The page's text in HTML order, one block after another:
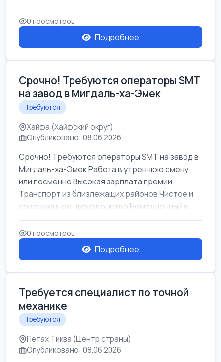
Свежие вакансии в Нетании дл...
0 просмотров
Подробнее
Срочно! Требуются операторы SMT
на завод в Мигдаль-ха-Эмек
Требуются
Хайфа (Хайфский округ)
Опубликовано: 08.06.2026
Срочно! Требуются операторы SMT на завод в
Мигдаль-ха-Эмек Работа в утреннюю смену
или посменно Высокая зарплата премии
Транспорт из близлежащих районов Чистое и
современное производство Немедленный в...
0 просмотров
Подробнее
Требуется специалист по точной
механике
Требуются
Петах Тиква (Центр страны)
Опубликовано: 08.06.2026